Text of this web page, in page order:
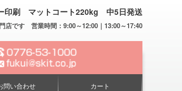
印刷 マットコート220kg 中5日発送
店です 営業時間：9:00～12:00｜13:00～17:40
問い合わせ カート